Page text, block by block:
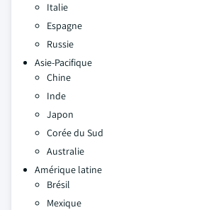
Italie
Espagne
Russie
Asie-Pacifique
Chine
Inde
Japon
Corée du Sud
Australie
Amérique latine
Brésil
Mexique